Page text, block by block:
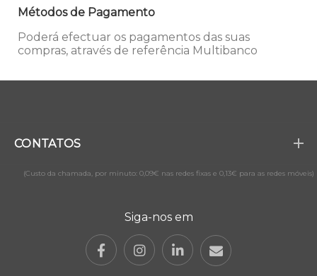
Métodos de Pagamento
Poderá efectuar os pagamentos das suas
compras, através de referência Multibanco
CONTATOS
(Custo da chamada, por minuto: 0,09€ nas redes fixas e 0,13€ para as redes móveis)
Siga-nos em